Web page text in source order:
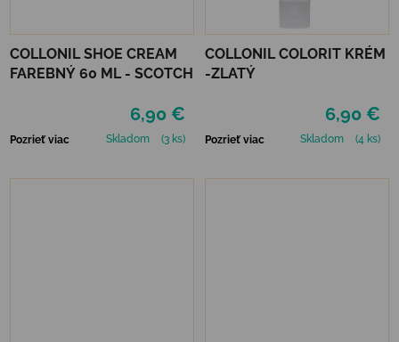
COLLONIL SHOE CREAM
FAREBNÝ 60 ML - SCOTCH
6,90 €
Pozrieť viac Skladom (3 ks)
COLLONIL COLORIT KRÉM
-ZLATÝ
6,90 €
Pozrieť viac Skladom (4 ks)